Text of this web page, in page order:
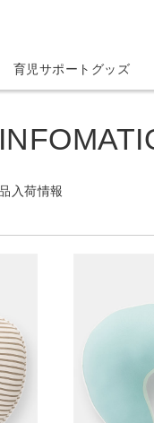
育児サポートグッズ
入荷情報